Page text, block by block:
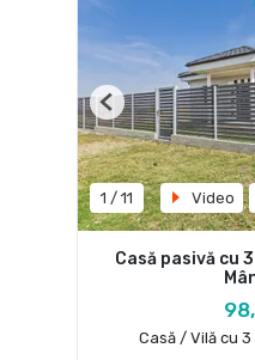
1 / 11 Video
Previous
Casă pasivă cu
Casă / Vilă cu